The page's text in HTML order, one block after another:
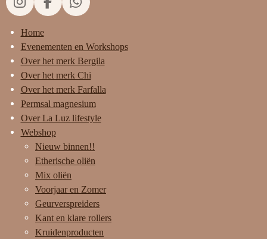
I
n
s
t
a
g
r
a
m
F
a
e
b
o
o
k
W
h
t
s
A
p
Home
Evenementen en Workshops
Over het merk Bergila
Over het merk Chi
Over het merk Farfalla
Permsal magnesium
Over La Luz lifestyle
Webshop
Nieuw binnen!!
Etherische oliën
Mix oliën
Voorjaar en Zomer
Geurverspreiders
Kant en klare rollers
Kruidenproducten